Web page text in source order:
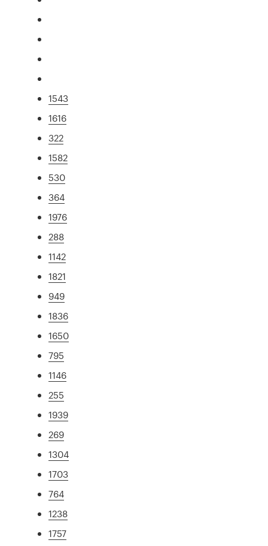
1543
1616
322
1582
530
364
1976
288
1142
1821
949
1836
1650
795
1146
255
1939
269
1304
1703
764
1238
1757